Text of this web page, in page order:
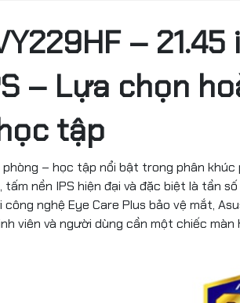
– 21.45
– Lựa chọn
tập
– học tập nổi bật trong phân
tấm nền IPS hiện đại và đặc biệt là tần
nghệ Eye Care Plus bảo vệ mắt,
viên và người dùng cần một chiếc